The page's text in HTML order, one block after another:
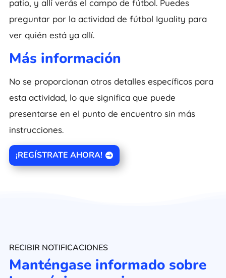
patio, y allí verás el campo de fútbol. Puedes
preguntar por la actividad de fútbol Iguality para
ver quién está ya allí.
Más información
No se proporcionan otros detalles específicos para
esta actividad, lo que significa que puede
presentarse en el punto de encuentro sin más
instrucciones.
¡REGÍSTRATE AHORA!
RECIBIR NOTIFICACIONES
Manténgase informado sobre